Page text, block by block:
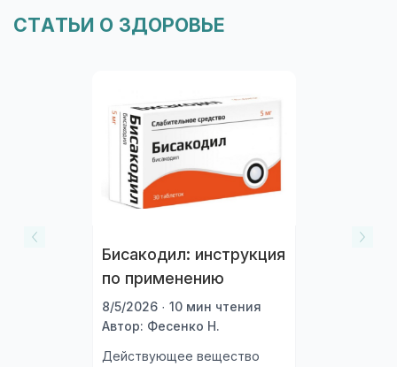
СТАТЬИ О ЗДОРОВЬЕ
Бисакодил: инструкция
по применению
8/5/2026 · 10 мин чтения
Автор: Фесенко Н.
Действующее вещество